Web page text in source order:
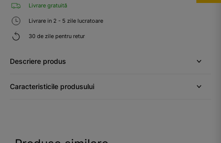
Livrare gratuită
Livrare in 2 - 5 zile lucratoare
30 de zile pentru retur
Descriere produs
Caracteristicile produsului